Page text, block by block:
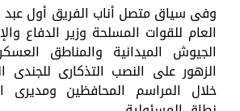
وفى سياق متصل أناب الفريق أول عبد
العام للقوات المسلحة وزير الدفاع
الجيوش الميدانية والمناطق
الزهور على النصب التذكارى
خلال المراسم المحافظين ومديرى